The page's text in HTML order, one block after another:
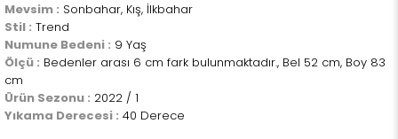
Mevsim : Sonbahar, Kış, İlkbahar
Stil : Trend
Numune Bedeni : 9 Yaş
Ölçü : Bedenler arası 6 cm fark bulunmaktadır., Bel 52 cm, Boy 83
cm
Ürün Sezonu : 2022 / 1
Yıkama Derecesi : 40 Derece